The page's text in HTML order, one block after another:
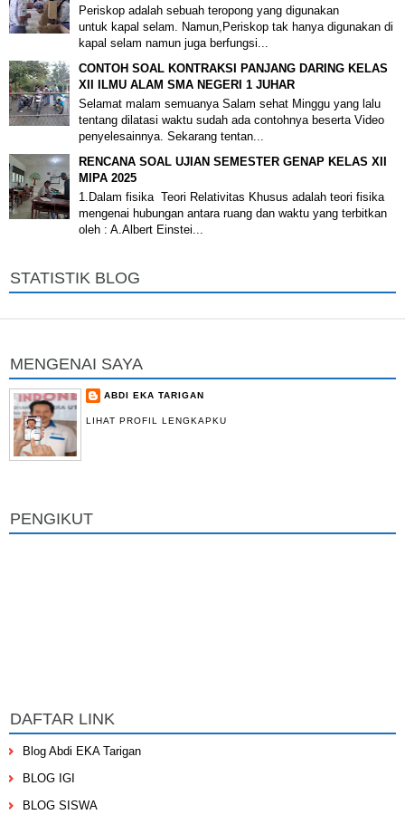
Periskop adalah sebuah teropong yang digunakan
untuk kapal selam. Namun,Periskop tak hanya digunakan di
kapal selam namun juga berfungsi...
CONTOH SOAL KONTRAKSI PANJANG DARING KELAS
XII ILMU ALAM SMA NEGERI 1 JUHAR
Selamat malam semuanya Salam sehat Minggu yang lalu
tentang dilatasi waktu sudah ada contohnya beserta Video
penyelesainnya. Sekarang tentan...
RENCANA SOAL UJIAN SEMESTER GENAP KELAS XII
MIPA 2025
1.Dalam fisika Teori Relativitas Khusus adalah teori fisika
mengenai hubungan antara ruang dan waktu yang terbitkan
oleh : A.Albert Einstei...
STATISTIK BLOG
MENGENAI SAYA
ABDI EKA TARIGAN
LIHAT PROFIL LENGKAPKU
PENGIKUT
DAFTAR LINK
Blog Abdi EKA Tarigan
BLOG IGI
BLOG SISWA